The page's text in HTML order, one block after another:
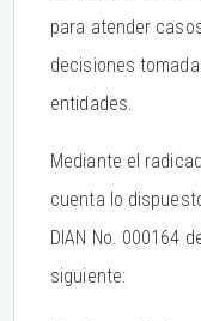
para atender
decisiones
entidades.
Mediante el
cuenta lo
DIAN No. 000164
siguiente: